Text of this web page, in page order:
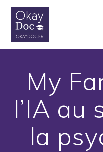
My
l’IA au
la